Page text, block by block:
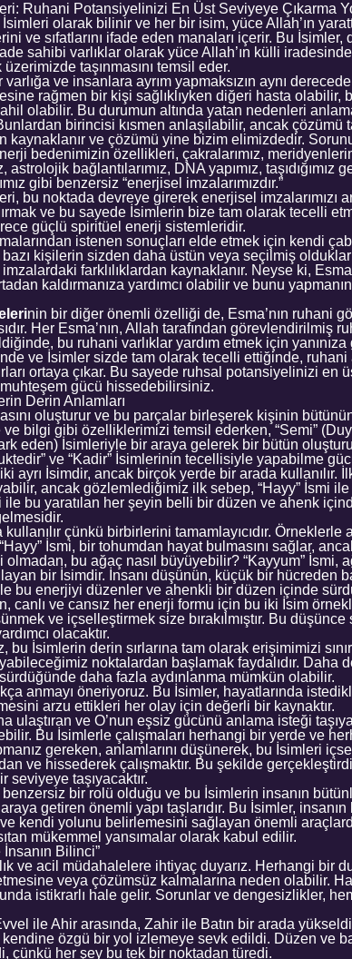
Ruhani Potansiyelinizi En Üst Seviyeye Çıkarma
olarak bilinir ve her bir isim, yüce Allah’ın
ve sıfatlarını ifade eden manaları içerir. Bu İsimler,
sahibi varlıklar olarak yüce Allah’ın külli
taşınmasını temsil eder.
ve insanlara ayrım yapmaksızın aynı
rağmen bir kişi sağlıklıyken diğeri hasta olabilir,
olabilir. Bu durumun altında yatan nedenleri
birincisi kısmen anlaşılabilir, ancak çözümü
kaynaklanır ve çözümü yine bizim elimizdedir.
bedenimizin özellikleri, çakralarımız,
bağlantılarımız, DNA yapımız, taşıdığımız
gibi benzersiz “enerjisel imzalarımızdır.”
bu noktada devreye girerek enerjisel imzalarımızı
ve bu sayede İsimlerin bize tam olarak tecelli
güçlü spiritüel enerji sistemleridir.
istenen sonuçları elde etmek için kendi
kişilerin sizden daha üstün veya seçilmiş
farklılıklardan kaynaklanır. Neyse ki,
kaldırmanıza yardımcı olabilir ve bunu
nin bir diğer önemli özelliği de, Esma’nın ruhani
Her Esma’nın, Allah tarafından görevlendirilmiş
bu ruhani varlıklar yardım etmek için
ve İsimler sizde tam olarak tecelli ettiğinde, ruhani
ortaya çıkar. Bu sayede ruhsal potansiyelinizi en
gücü hissedebilirsiniz.
Derin Anlamları
oluşturur ve bu parçalar birleşerek kişinin
ve bilgi gibi özelliklerimizi temsil ederken, “Semi”
eden) İsimleriyle bir araya gelerek bir bütün
ve “Kadir” İsimlerinin tecellisiyle yapabilme
ayrı İsimdir, ancak birçok yerde bir arada kullanılır.
ancak gözlemlediğimiz ilk sebep, “Hayy” İsmi ile
bu yaratılan her şeyin belli bir düzen ve ahenk
çünkü birbirlerini tamamlayıcıdır. Örneklerle
İsmi, bir tohumdan hayat bulmasını sağlar,
bu ağaç nasıl büyüyebilir? “Kayyum” İsmi,
bir İsimdir. İnsanı düşünün, küçük bir hücreden
bu enerjiyi düzenler ve ahenkli bir düzen içinde
canlı ve cansız her enerji formu için bu iki İsim
ve içselleştirmek size bırakılmıştır. Bu
olacaktır.
bu İsimlerin derin sırlarına tam olarak erişimimizi
noktalardan başlamak faydalıdır. Daha
daha fazla aydınlanma mümkün olabilir.
anmayı öneriyoruz. Bu İsimler, hayatlarında
arzu ettikleri her olay için değerli bir kaynaktır.
ulaştıran ve O’nun eşsiz gücünü anlama isteği
Bu İsimlerle çalışmaları herhangi bir yerde ve
gereken, anlamlarını düşünerek, bu İsimleri
ve hissederek çalışmaktır. Bu şekilde
taşıyacaktır.
bir rolü olduğu ve bu İsimlerin insanın
araya getiren önemli yapı taşlarıdır. Bu İsimler,
kendi yolunu belirlemesini sağlayan önemli
mükemmel yansımalar olarak kabul edilir.
Bilinci”
ve acil müdahalelere ihtiyaç duyarız. Herhangi bir
veya çözümsüz kalmalarına neden olabilir.
istikrarlı hale gelir. Sorunlar ve dengesizlikler,
ile Ahir arasında, Zahir ile Batın bir arada
özgü bir yol izlemeye sevk edildi. Düzen ve
çünkü her şey bu tek bir noktadan türedi.